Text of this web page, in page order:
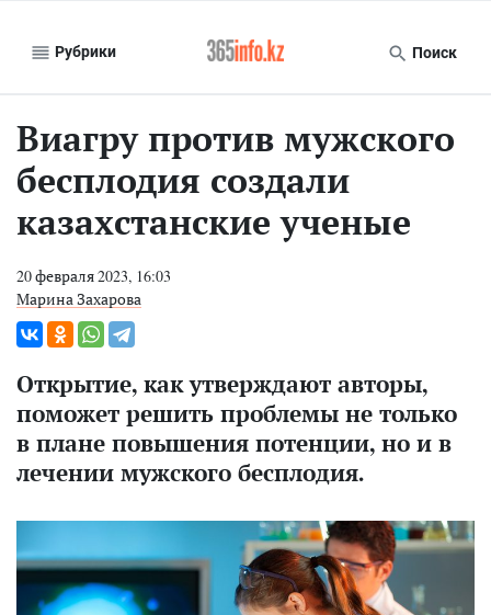
Рубрики Поиск
Виагру против мужского
бесплодия создали
казахстанские ученые
20 февраля 2023, 16:03
Марина Захарова
Открытие, как утверждают авторы,
поможет решить проблемы не только
в плане повышения потенции, но и в
лечении мужского бесплодия.